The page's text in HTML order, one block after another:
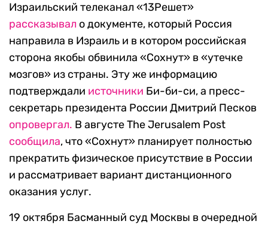
Израильский телеканал «13Решет»
рассказывал о документе, который Россия
направила в Израиль и в котором российская
сторона якобы обвинила «Сохнут» в «утечке
мозгов» из страны. Эту же информацию
подтверждали источники Би-би-си, а пресс-
секретарь президента России Дмитрий Песков
опровергал. В августе The Jerusalem Post
сообщила, что «Сохнут» планирует полностью
прекратить физическое присутствие в России
и рассматривает вариант дистанционного
оказания услуг.
19 октября Басманный суд Москвы в очередной